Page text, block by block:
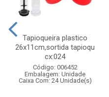
Tapioqueira plastico
26x11cm,sortida tapioqu
cx:024
Código: 006452
Embalagem: Unidade
Caixa Com: 24 Unidade(s)